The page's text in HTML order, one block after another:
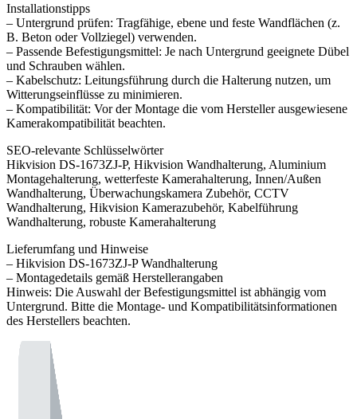
Installationstipps
– Untergrund prüfen: Tragfähige, ebene und feste Wandflächen (z.
B. Beton oder Vollziegel) verwenden.
– Passende Befestigungsmittel: Je nach Untergrund geeignete Dübel
und Schrauben wählen.
– Kabelschutz: Leitungsführung durch die Halterung nutzen, um
Witterungseinflüsse zu minimieren.
– Kompatibilität: Vor der Montage die vom Hersteller ausgewiesene
Kamerakompatibilität beachten.
SEO-relevante Schlüsselwörter
Hikvision DS-1673ZJ-P, Hikvision Wandhalterung, Aluminium
Montagehalterung, wetterfeste Kamerahalterung, Innen/Außen
Wandhalterung, Überwachungskamera Zubehör, CCTV
Wandhalterung, Hikvision Kamerazubehör, Kabelführung
Wandhalterung, robuste Kamerahalterung
Lieferumfang und Hinweise
– Hikvision DS-1673ZJ-P Wandhalterung
– Montagedetails gemäß Herstellerangaben
Hinweis: Die Auswahl der Befestigungsmittel ist abhängig vom
Untergrund. Bitte die Montage- und Kompatibilitätsinformationen
des Herstellers beachten.